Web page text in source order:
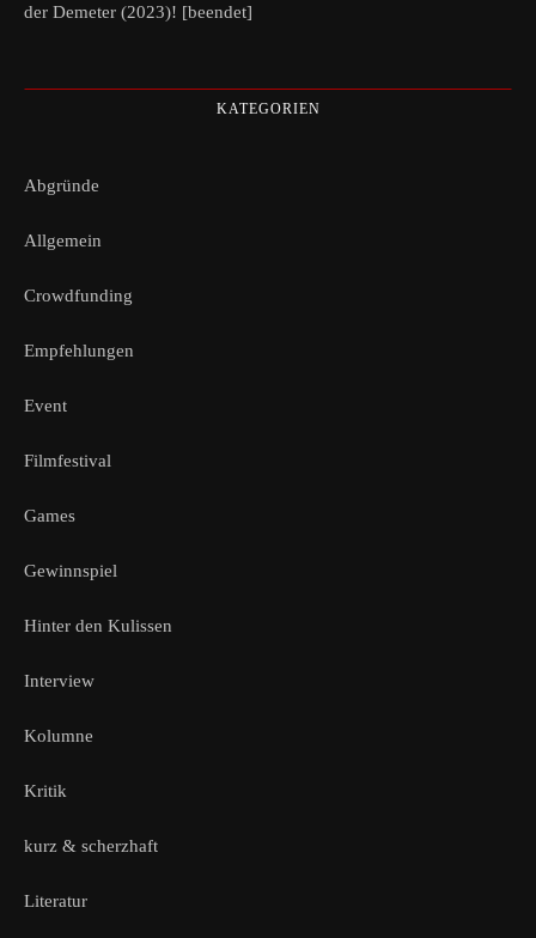
der Demeter (2023)! [beendet]
KATEGORIEN
Abgründe
Allgemein
Crowdfunding
Empfehlungen
Event
Filmfestival
Games
Gewinnspiel
Hinter den Kulissen
Interview
Kolumne
Kritik
kurz & scherzhaft
Literatur